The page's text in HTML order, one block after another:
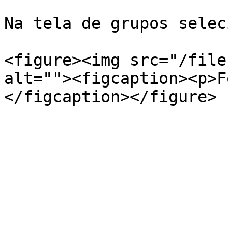
Na tela de grupos
<figure><img src="/files/